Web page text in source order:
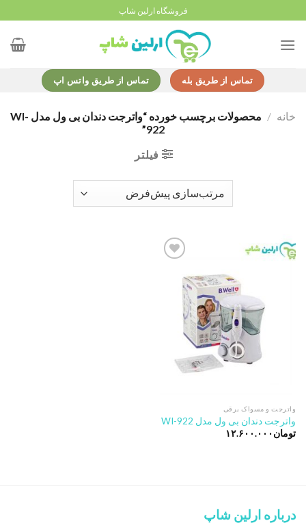
to
content
فروشگاه ارلین شاپ
تماس از طریق بله تماس از طریق واتس اپ
خانه /
محصولات برچسب خورده “واترجت دندان بی ول مدل WI-
922”
فیلتر
واترجت و مسواک برقی
واترجت دندان بی ول مدل WI-922
تومان ۱۲.۶۰۰.۰۰۰
درباره ارلین شاپ